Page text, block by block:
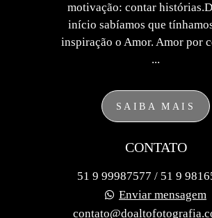
motivação: contar
início sabíamos que
inspiração o Amor. Amor por
...
SAIBA MAIS
CONTATO
51 9 99987577 / 51 9
Enviar mensagem